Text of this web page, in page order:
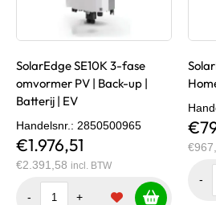
SolarEdge SE10K 3-fase
omvormer PV | Back-up |
Batterij | EV
Handelsnr. : 2850500965
€1.976,51
€2.391,58 incl. BTW
- +
-